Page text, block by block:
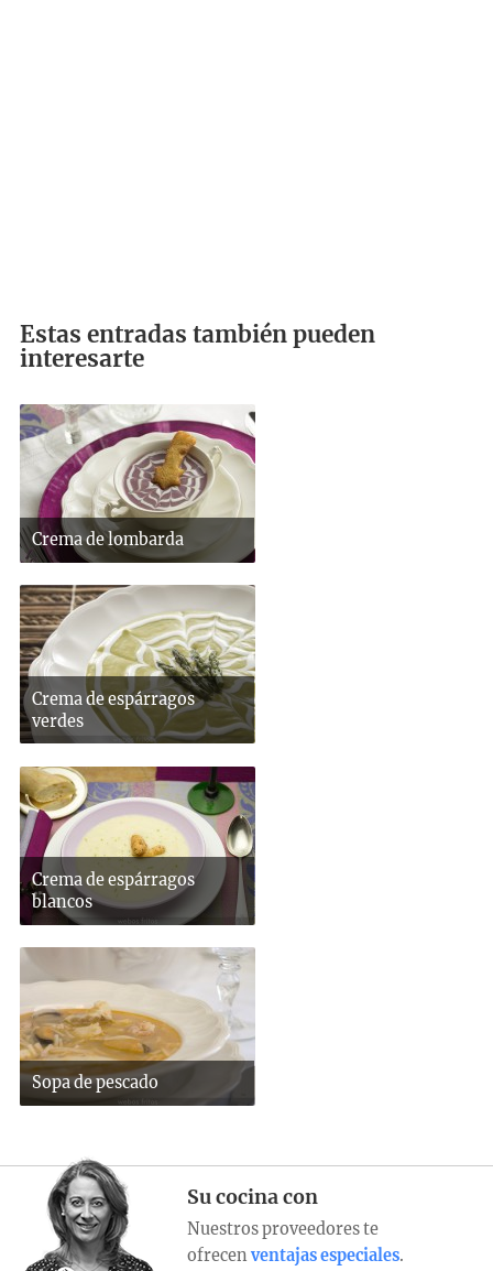
Estas entradas también pueden
interesarte
Crema de lombarda
Crema de espárragos
verdes
Crema de espárragos
blancos
Sopa de pescado
Su cocina con
Nuestros proveedores te
ofrecen ventajas especiales.